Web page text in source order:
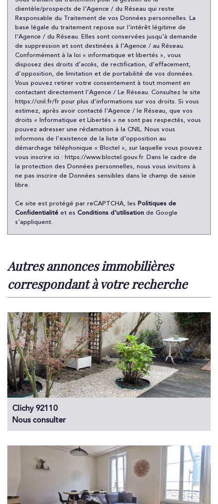
Taxe habitation
Taxe foncière
22,90 %
Habitants de moins de 25 ans
31,22 %
Habitants de 25 à 55 ans
48,94 %
Habitants de plus de 55 ans
19,84 %
Nombre d'enfants par famille
1,07
Familles sans enfant
38,79 %
Familles avec 1 ou 2 enfants
0 %
Maisons
Appartements
98,50 %
Familles avec 3 enfants
7,93 %
clientèle/prospects de l'Agence / du Réseau qui reste
Responsable du Traitement de vos Données personnelles. La
base légale du traitement repose sur l'intérêt légitime de
l'Agence / du Réseau. Elles sont conservées jusqu'à demande
de suppression et sont destinées à l'Agence / au Réseau.
Conformément à la loi « informatique et libertés », vous
disposez des droits d’accès, de rectification, d’effacement,
d’opposition, de limitation et de portabilité de vos données.
Vous pouvez retirer votre consentement à tout moment en
contactant directement l’Agence / Le Réseau. Consultez le site
https://cnil.fr/fr pour plus d’informations sur vos droits. Si vous
estimez, après avoir contacté l'Agence / le Réseau, que vos
droits « Informatique et Libertés » ne sont pas respectés, vous
pouvez adresser une réclamation à la CNIL. Nous vous
informons de l’existence de la liste d'opposition au
démarchage téléphonique « Bloctel », sur laquelle vous pouvez
vous inscrire ici : https://www.bloctel.gouv.fr. Dans le cadre de
la protection des Données personnelles, nous vous invitons à
ne pas inscrire de Données sensibles dans le champ de saisie
libre.
Ce site est protégé par reCAPTCHA, les Politiques de
Confidentialité et es Conditions d'utilisation de Google
s'appliquent.
autres annonces immobilières
correspondant à votre recherche
Clichy 92110
Nous consulter